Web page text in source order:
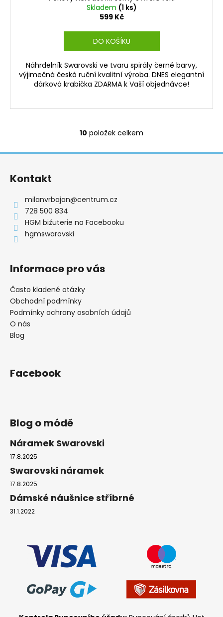
Skladem (1 ks)
599 Kč
DO KOŠÍKU
Náhrdelník Swarovski ve tvaru spirály černé barvy,
výjimečná česká ruční kvalitní výroba. DNES elegantní
dárková krabička ZDARMA k Vaší objednávce!
O
v
c
p
i
10 položek celkem
Z
Kontakt
milanvrbajan@centrum.cz
728 500 834
HGM bižuterie na Facebooku
hgmswarovski
Informace pro vás
Často kladené otázky
Obchodní podmínky
Podmínky ochrany osobních údajů
O nás
Blog
Facebook
Blog o módě
Náramek Swarovski
17.8.2025
Swarovski náramek
17.8.2025
Dámské náušnice stříbrné
31.1.2022